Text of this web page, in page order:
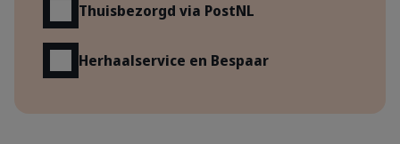
Thuisbezorgd via PostNL
Herhaalservice en Bespaar